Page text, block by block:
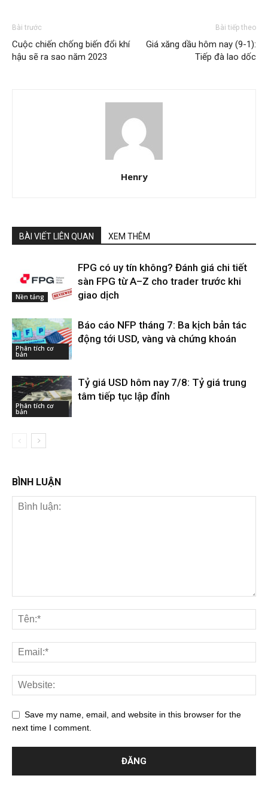
Bài trước
Cuộc chiến chống biến đổi khí
hậu sẽ ra sao năm 2023
Bài tiếp theo
Giá xăng dầu hôm nay (9-1):
Tiếp đà lao dốc
Henry
BÀI VIẾT LIÊN QUAN XEM THÊM
Nền tảng
FPG có uy tín không? Đánh giá chi tiết
sàn FPG từ A–Z cho trader trước khi
giao dịch
Phân tích cơ
bản
Báo cáo NFP tháng 7: Ba kịch bản tác
động tới USD, vàng và chứng khoán
Phân tích cơ
bản
Tỷ giá USD hôm nay 7/8: Tỷ giá trung
tâm tiếp tục lập đỉnh
BÌNH LUẬN
Save my name, email, and website in this browser for the
next time I comment.